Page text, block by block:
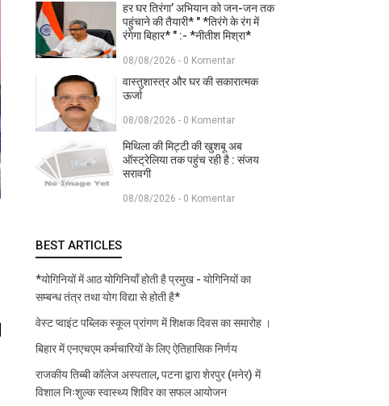
हर घर तिरंगा’ अभियान को जन-जन तक
पहुंचाने की तैयारी* " *तिरंगे के रंग में
रंगेगा बिहार* " :- *नीतीश मिश्रा*
08/08/2026 - 0 Komentar
वास्तुशास्त्र और घर की सकारात्मक
ऊर्जा
08/08/2026 - 0 Komentar
मिथिला की मिट्टी की खुशबू अब
ऑस्ट्रेलिया तक पहुंच रही है : संजय
सरावगी
08/08/2026 - 0 Komentar
BEST ARTICLES
*योगिनियों में आठ योगिनियाँ होती है प्रमुख - योगिनियों का
सम्बन्ध तंत्र तथा योग विद्या से होती है*
वेस्ट प्वाइंट पब्लिक स्कूल प्रांगण में शिक्षक दिवस का समारोह ।
बिहार में एनएचएम कर्मचारियों के लिए ऐतिहासिक निर्णय
राजकीय तिब्बी कॉलेज अस्पताल, पटना द्वारा शेरपुर (मनेर) में
विशाल निःशुल्क स्वास्थ्य शिविर का सफल आयोजन